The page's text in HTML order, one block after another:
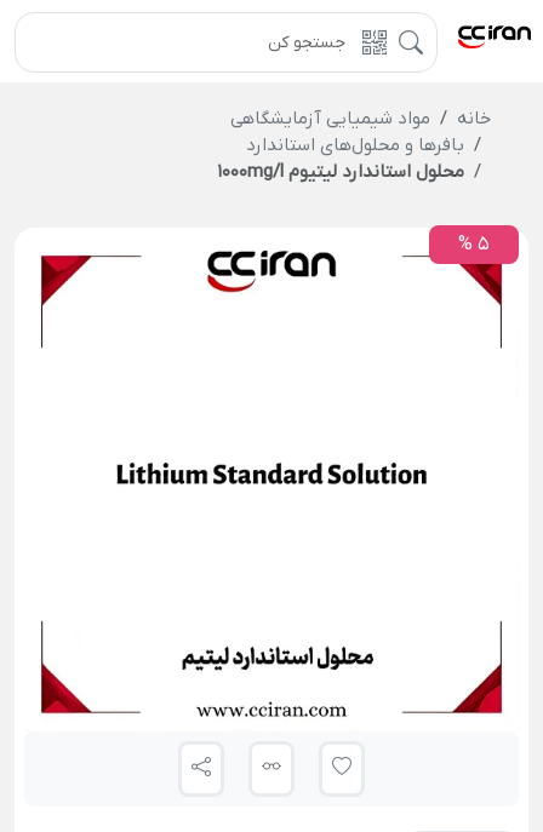
خانه
مواد شیمیایی آزمایشگاهی
بافرها و محلول‌های استاندارد
محلول استاندارد لیتیوم 1000mg/l
5 %